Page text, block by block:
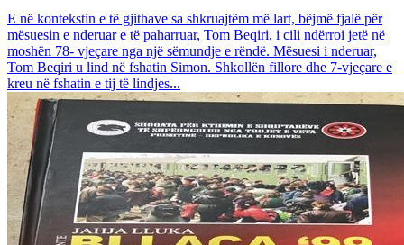
E në kontekstin e të gjithave sa shkruajtëm më lart, bëjmë fjalë për
mësuesin e nderuar e të paharruar, Tom Beqiri, i cili ndërroi jetë në
moshën 78- vjeçare nga një sëmundje e rëndë. Mësuesi i nderuar,
Tom Beqiri u lind në fshatin Simon. Shkollën fillore dhe 7-vjeçare e
kreu në fshatin e tij të lindjes...